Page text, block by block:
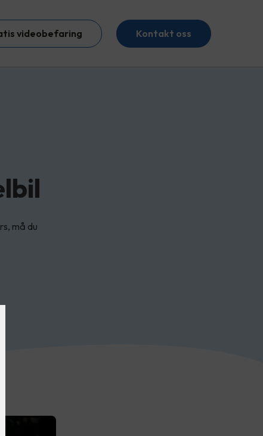
videobefaring Kontakt oss
må du